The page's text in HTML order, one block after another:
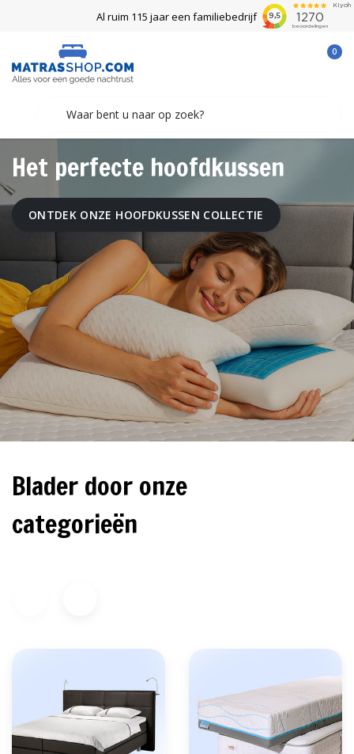
Al ruim 115 jaar een familiebedrijf
0
Het perfecte hoofdkussen
ONTDEK ONZE HOOFDKUSSEN COLLECTIE
Blader door onze
categorieën